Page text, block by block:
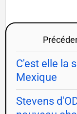
C'est elle la
Mexique
Stevens